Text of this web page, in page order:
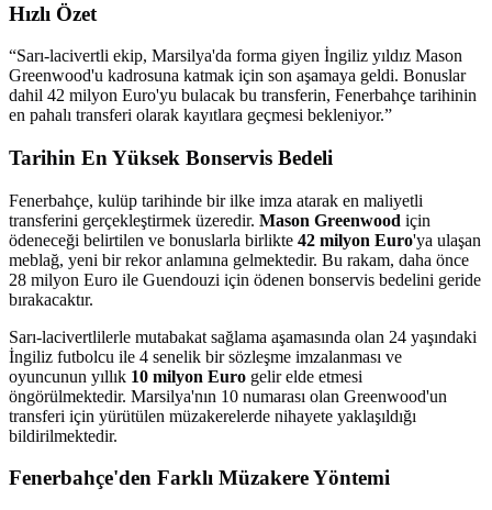
Hızlı Özet
“Sarı-lacivertli ekip, Marsilya'da forma giyen İngiliz yıldız Mason
Greenwood'u kadrosuna katmak için son aşamaya geldi. Bonuslar
dahil 42 milyon Euro'yu bulacak bu transferin, Fenerbahçe tarihinin
en pahalı transferi olarak kayıtlara geçmesi bekleniyor.”
Tarihin En Yüksek Bonservis Bedeli
Fenerbahçe, kulüp tarihinde bir ilke imza atarak en maliyetli
transferini gerçekleştirmek üzeredir. Mason Greenwood için
ödeneceği belirtilen ve bonuslarla birlikte 42 milyon Euro'ya ulaşan
meblağ, yeni bir rekor anlamına gelmektedir. Bu rakam, daha önce
28 milyon Euro ile Guendouzi için ödenen bonservis bedelini geride
bırakacaktır.
Sarı-lacivertlilerle mutabakat sağlama aşamasında olan 24 yaşındaki
İngiliz futbolcu ile 4 senelik bir sözleşme imzalanması ve
oyuncunun yıllık 10 milyon Euro gelir elde etmesi
öngörülmektedir. Marsilya'nın 10 numarası olan Greenwood'un
transferi için yürütülen müzakerelerde nihayete yaklaşıldığı
bildirilmektedir.
Fenerbahçe'den Farklı Müzakere Yöntemi